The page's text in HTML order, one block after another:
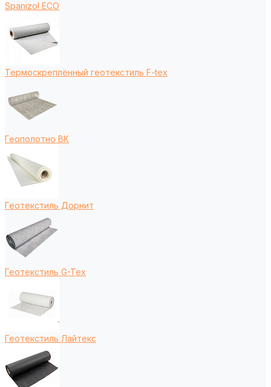
Spanizol ECO
Термоскреплённый геотекстиль F-tex
Геополотно ВК
Геотекстиль Дорнит
Геотекстиль G-Tex
Геотекстиль Лайтекс